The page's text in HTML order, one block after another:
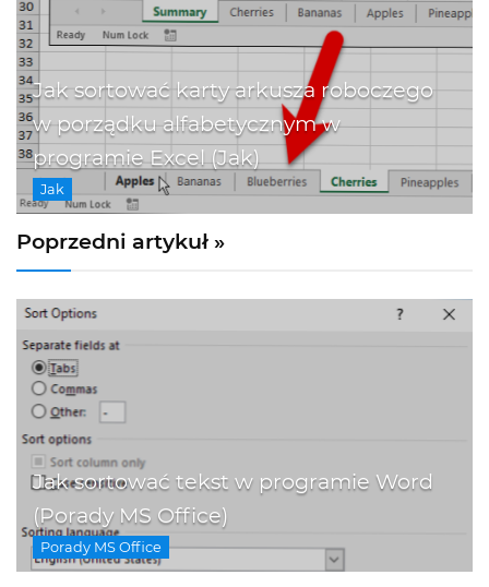
Jak sortować karty arkusza roboczego
w porządku alfabetycznym w
programie Excel (Jak)
Jak
Poprzedni artykuł »
Jak sortować tekst w programie Word
(Porady MS Office)
Porady MS Office